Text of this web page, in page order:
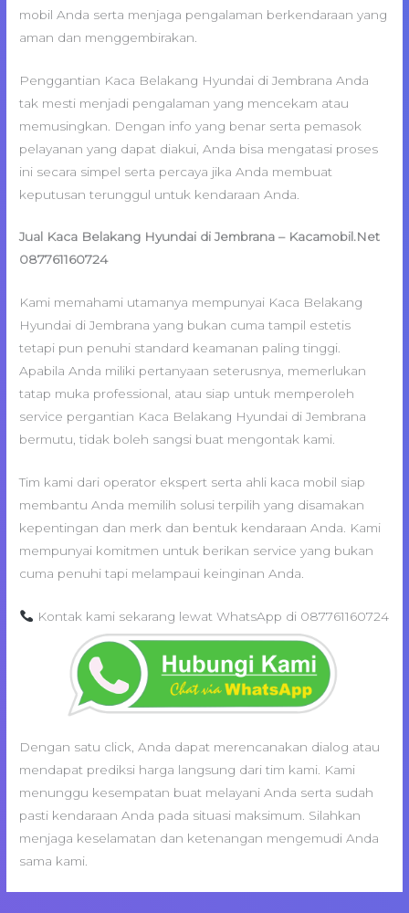
mobil Anda serta menjaga pengalaman berkendaraan yang
aman dan menggembirakan.
Penggantian Kaca Belakang Hyundai di Jembrana Anda
tak mesti menjadi pengalaman yang mencekam atau
memusingkan. Dengan info yang benar serta pemasok
pelayanan yang dapat diakui, Anda bisa mengatasi proses
ini secara simpel serta percaya jika Anda membuat
keputusan terunggul untuk kendaraan Anda.
Jual Kaca Belakang Hyundai di Jembrana – Kacamobil.Net
087761160724
Kami memahami utamanya mempunyai Kaca Belakang
Hyundai di Jembrana yang bukan cuma tampil estetis
tetapi pun penuhi standard keamanan paling tinggi.
Apabila Anda miliki pertanyaan seterusnya, memerlukan
tatap muka professional, atau siap untuk memperoleh
service pergantian Kaca Belakang Hyundai di Jembrana
bermutu, tidak boleh sangsi buat mengontak kami.
Tim kami dari operator ekspert serta ahli kaca mobil siap
membantu Anda memilih solusi terpilih yang disamakan
kepentingan dan merk dan bentuk kendaraan Anda. Kami
mempunyai komitmen untuk berikan service yang bukan
cuma penuhi tapi melampaui keinginan Anda.
Kontak kami sekarang lewat WhatsApp di 087761160724
Dengan satu click, Anda dapat merencanakan dialog atau
mendapat prediksi harga langsung dari tim kami. Kami
menunggu kesempatan buat melayani Anda serta sudah
pasti kendaraan Anda pada situasi maksimum. Silahkan
menjaga keselamatan dan ketenangan mengemudi Anda
sama kami.